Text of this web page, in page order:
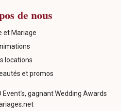
de nous
et Mariage
locations
et promos